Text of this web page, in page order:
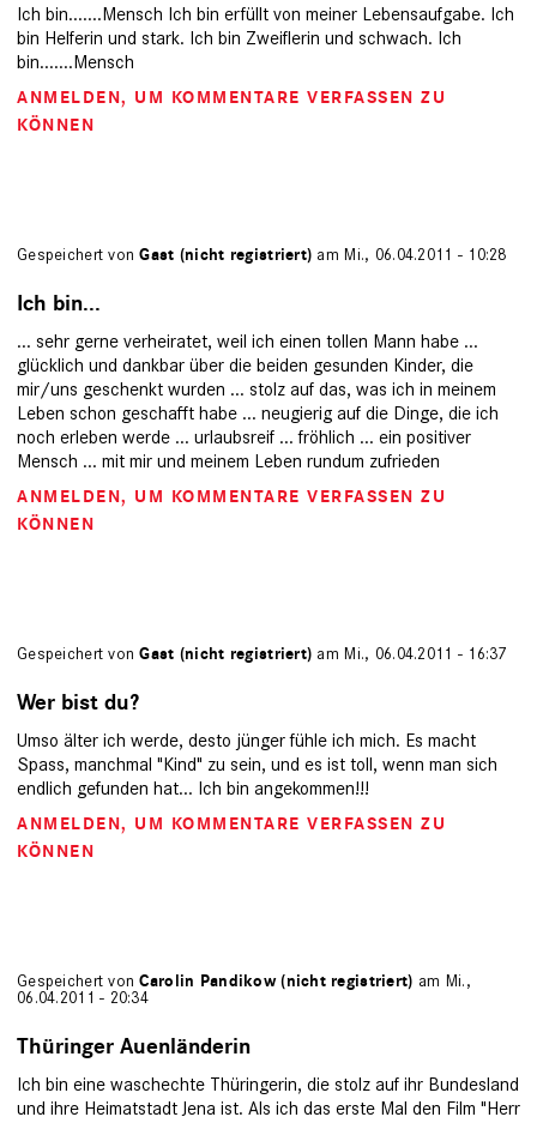
Ich bin.......Mensch Ich bin erfüllt von meiner Lebensaufgabe. Ich
bin Helferin und stark. Ich bin Zweiflerin und schwach. Ich
bin.......Mensch
ANMELDEN, UM KOMMENTARE VERFASSEN ZU
KÖNNEN
Gespeichert vonGast (nicht registriert) am Mi., 06.04.2011 - 10:28
Ich bin...
... sehr gerne verheiratet, weil ich einen tollen Mann habe ...
glücklich und dankbar über die beiden gesunden Kinder, die
mir/uns geschenkt wurden ... stolz auf das, was ich in meinem
Leben schon geschafft habe ... neugierig auf die Dinge, die ich
noch erleben werde ... urlaubsreif ... fröhlich ... ein positiver
Mensch ... mit mir und meinem Leben rundum zufrieden
ANMELDEN, UM KOMMENTARE VERFASSEN ZU
KÖNNEN
Gespeichert vonGast (nicht registriert) am Mi., 06.04.2011 - 16:37
Wer bist du?
Umso älter ich werde, desto jünger fühle ich mich. Es macht
Spass, manchmal "Kind" zu sein, und es ist toll, wenn man sich
endlich gefunden hat... Ich bin angekommen!!!
ANMELDEN, UM KOMMENTARE VERFASSEN ZU
KÖNNEN
Gespeichert vonCarolin Pandikow (nicht registriert) am Mi.,
06.04.2011 - 20:34
Thüringer Auenländerin
Ich bin eine waschechte Thüringerin, die stolz auf ihr Bundesland
und ihre Heimatstadt Jena ist. Als ich das erste Mal den Film "Herr